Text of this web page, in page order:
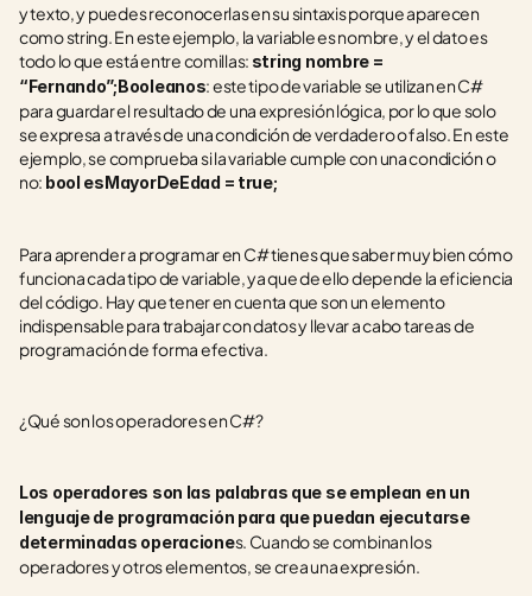
y texto, y puedes reconocerlas en su sintaxis porque aparecen
como string. En este ejemplo, la variable es nombre, y el dato es
todo lo que está entre comillas: string nombre =
“Fernando”;Booleanos: este tipo de variable se utilizan en C#
para guardar el resultado de una expresión lógica, por lo que solo
se expresa a través de una condición de verdadero o falso. En este
ejemplo, se comprueba si la variable cumple con una condición o
no: bool esMayorDeEdad = true;
Para aprender a programar en C# tienes que saber muy bien cómo
funciona cada tipo de variable, ya que de ello depende la eficiencia
del código. Hay que tener en cuenta que son un elemento
indispensable para trabajar con datos y llevar a cabo tareas de
programación de forma efectiva.
¿Qué son los operadores en C#?
Los operadores son las palabras que se emplean en un
lenguaje de programación para que puedan ejecutarse
determinadas operaciones. Cuando se combinan los
operadores y otros elementos, se crea una expresión.